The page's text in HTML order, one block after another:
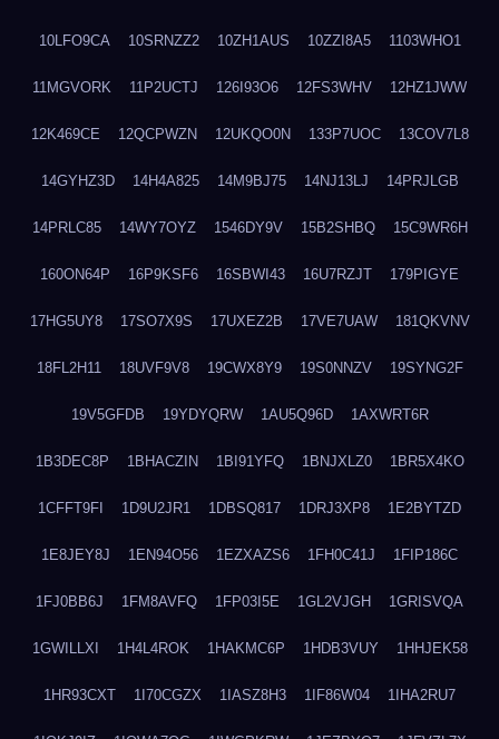
10LFO9CA 10SRNZZ2 10ZH1AUS 10ZZI8A5 1103WHO1
11MGVORK 11P2UCTJ 126I93O6 12FS3WHV 12HZ1JWW
12K469CE 12QCPWZN 12UKQO0N 133P7UOC 13COV7L8
14GYHZ3D 14H4A825 14M9BJ75 14NJ13LJ 14PRJLGB
14PRLC85 14WY7OYZ 1546DY9V 15B2SHBQ 15C9WR6H
160ON64P 16P9KSF6 16SBWI43 16U7RZJT 179PIGYE
17HG5UY8 17SO7X9S 17UXEZ2B 17VE7UAW 181QKVNV
18FL2H11 18UVF9V8 19CWX8Y9 19S0NNZV 19SYNG2F
19V5GFDB 19YDYQRW 1AU5Q96D 1AXWRT6R
1B3DEC8P 1BHACZIN 1BI91YFQ 1BNJXLZ0 1BR5X4KO
1CFFT9FI 1D9U2JR1 1DBSQ817 1DRJ3XP8 1E2BYTZD
1E8JEY8J 1EN94O56 1EZXAZS6 1FH0C41J 1FIP186C
1FJ0BB6J 1FM8AVFQ 1FP03I5E 1GL2VJGH 1GRISVQA
1GWILLXI 1H4L4ROK 1HAKMC6P 1HDB3VUY 1HHJEK58
1HR93CXT 1I70CGZX 1IASZ8H3 1IF86W04 1IHA2RU7